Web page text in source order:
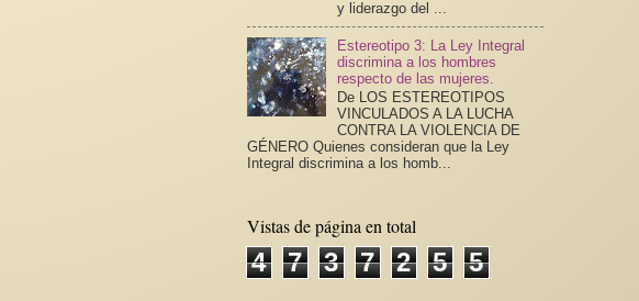
y liderazgo del ...
Estereotipo 3: La Ley Integral
discrimina a los hombres
respecto de las mujeres.
De LOS ESTEREOTIPOS
VINCULADOS A LA LUCHA
CONTRA LA VIOLENCIA DE
GÉNERO Quienes consideran que la Ley
Integral discrimina a los homb...
Vistas de página en total
4 7 3 7 2 5 5